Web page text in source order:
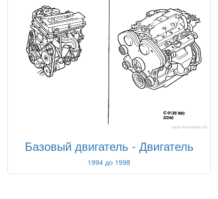
Базовый двигатель - Двигатель
1994 до 1998